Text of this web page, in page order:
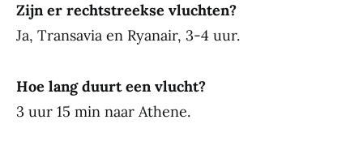
Zijn er rechtstreekse vluchten?
Ja, Transavia en Ryanair, 3-4 uur.
Hoe lang duurt een vlucht?
3 uur 15 min naar Athene.